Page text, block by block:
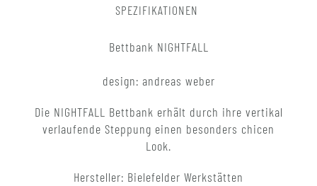
SPEZIFIKATIONEN
Bettbank NIGHTFALL
design: andreas weber
Die NIGHTFALL Bettbank erhält durch ihre vertikal
verlaufende Steppung einen besonders chicen
Look.
Hersteller: Bielefelder Werkstätten